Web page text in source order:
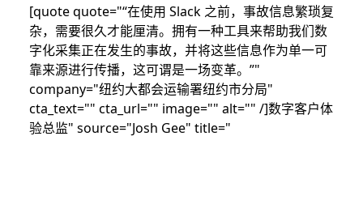
[quote quote="“在使用 Slack 之前，事故信息繁琐复
杂，需要很久才能厘清。拥有一种工具来帮助我们数
字化采集正在发生的事故，并将这些信息作为单一可
靠来源进行传播，这可谓是一场变革。”"
company="纽约大都会运输署纽约市分局"
cta_text="" cta_url="" image="" alt="" /]数字客户体
验总监" source="Josh Gee" title="